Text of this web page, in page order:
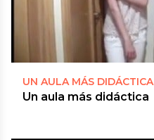
UN AULA MÁS DIDÁCTICA
Un aula más didáctica